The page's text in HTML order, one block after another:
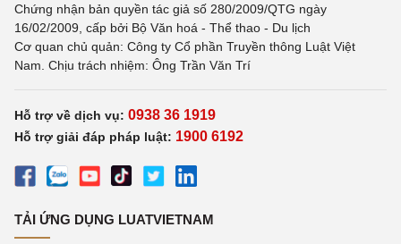
Chứng nhận bản quyền tác giả số 280/2009/QTG ngày
16/02/2009, cấp bởi Bộ Văn hoá - Thể thao - Du lịch
Cơ quan chủ quản: Công ty Cổ phần Truyền thông Luật Việt
Nam. Chịu trách nhiệm: Ông Trần Văn Trí
Hỗ trợ về dịch vụ: 0938 36 1919
Hỗ trợ giải đáp pháp luật: 1900 6192
TẢI ỨNG DỤNG LUATVIETNAM